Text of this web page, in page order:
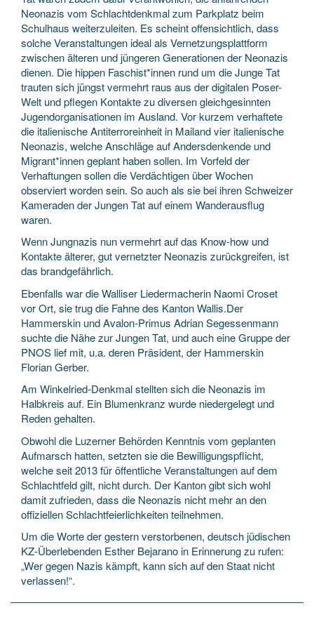
Neonazis vom Schlachtdenkmal zum Parkplatz beim
Schulhaus weiterzuleiten. Es scheint offensichtlich, dass
solche Veranstaltungen ideal als Vernetzungsplattform
zwischen älteren und jüngeren Generationen der Neonazis
dienen. Die hippen Faschist*innen rund um die Junge Tat
trauten sich jüngst vermehrt raus aus der digitalen Poser-
Welt und pflegen Kontakte zu diversen gleichgesinnten
Jugendorganisationen im Ausland. Vor kurzem verhaftete
die italienische Antiterroreinheit in Mailand vier italienische
Neonazis, welche Anschläge auf Andersdenkende und
Migrant*innen geplant haben sollen. Im Vorfeld der
Verhaftungen sollen die Verdächtigen über Wochen
observiert worden sein. So auch als sie bei ihren Schweizer
Kameraden der Jungen Tat auf einem Wanderausflug
waren.
Wenn Jungnazis nun vermehrt auf das Know-how und
Kontakte älterer, gut vernetzter Neonazis zurückgreifen, ist
das brandgefährlich.
Ebenfalls war die Walliser Liedermacherin Naomi Croset
vor Ort, sie trug die Fahne des Kanton Wallis.Der
Hammerskin und Avalon-Primus Adrian Segessenmann
suchte die Nähe zur Jungen Tat, und auch eine Gruppe der
PNOS lief mit, u.a. deren Präsident, der Hammerskin
Florian Gerber.
Am Winkelried-Denkmal stellten sich die Neonazis im
Halbkreis auf. Ein Blumenkranz wurde niedergelegt und
Reden gehalten.
Obwohl die Luzerner Behörden Kenntnis vom geplanten
Aufmarsch hatten, setzten sie die Bewilligungspflicht,
welche seit 2013 für öffentliche Veranstaltungen auf dem
Schlachtfeld gilt, nicht durch. Der Kanton gibt sich wohl
damit zufrieden, dass die Neonazis nicht mehr an den
offiziellen Schlachtfeierlichkeiten teilnehmen.
Um die Worte der gestern verstorbenen, deutsch jüdischen
KZ-Überlebenden Esther Bejarano in Erinnerung zu rufen:
„Wer gegen Nazis kämpft, kann sich auf den Staat nicht
verlassen!“.